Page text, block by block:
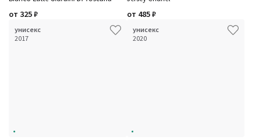
от 325₽ от 485₽
унисекс
2017
унисекс
2020